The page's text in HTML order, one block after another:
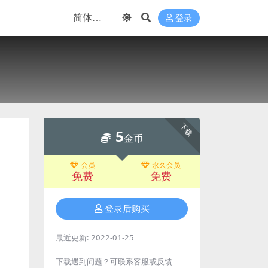
登录
下载
5金币
会员
免费
永久会员
免费
登录后购买
最近更新: 2022-01-25
下载遇到问题？可联系客服或反馈